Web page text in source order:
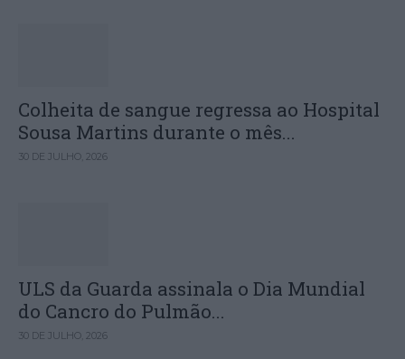
Colheita de sangue regressa ao Hospital
Sousa Martins durante o mês...
30 DE JULHO, 2026
ULS da Guarda assinala o Dia Mundial
do Cancro do Pulmão...
30 DE JULHO, 2026